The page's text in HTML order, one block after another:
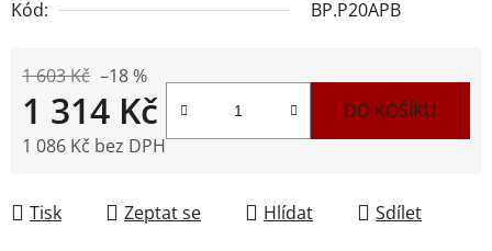
Kód:
BP.P20APB
1 603 Kč –18 %
1 314 Kč
1 086 Kč bez DPH
DO KOŠÍKU
Tisk Zeptat se Hlídat Sdílet